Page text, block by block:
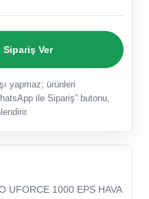
Ver
yapmaz; ürünleri
ile Sipariş” butonu,
UFORCE 1000 EPS HAVA